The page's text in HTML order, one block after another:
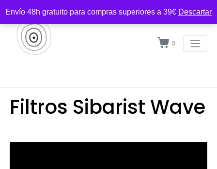
Envío 48h gratuito para compras superiores a 39€ Descartar
0
Filtros Sibarist Wave